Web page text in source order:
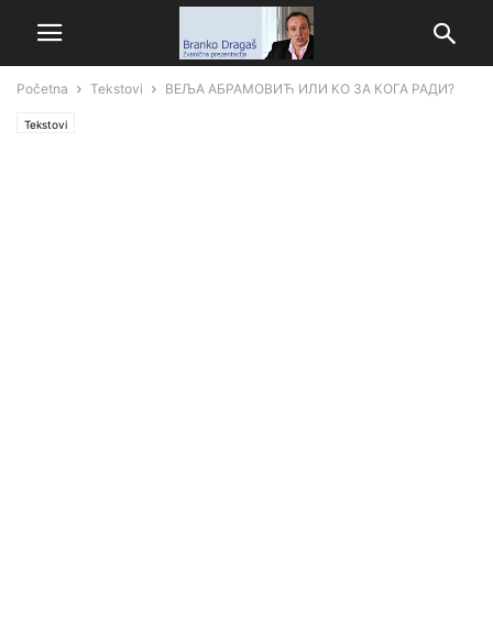
Početna Tekstovi ВЕЉА АБРАМОВИЋ ИЛИ КО ЗА КОГА РАДИ?
Tekstovi